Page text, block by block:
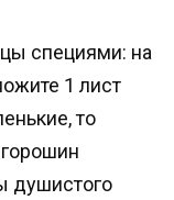
специями: на
1 лист
то
душистого